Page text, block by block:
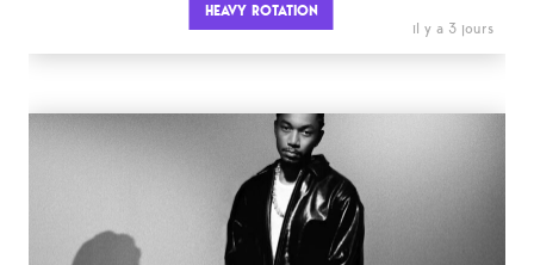
HEAVY ROTATION
il y a 3 jours